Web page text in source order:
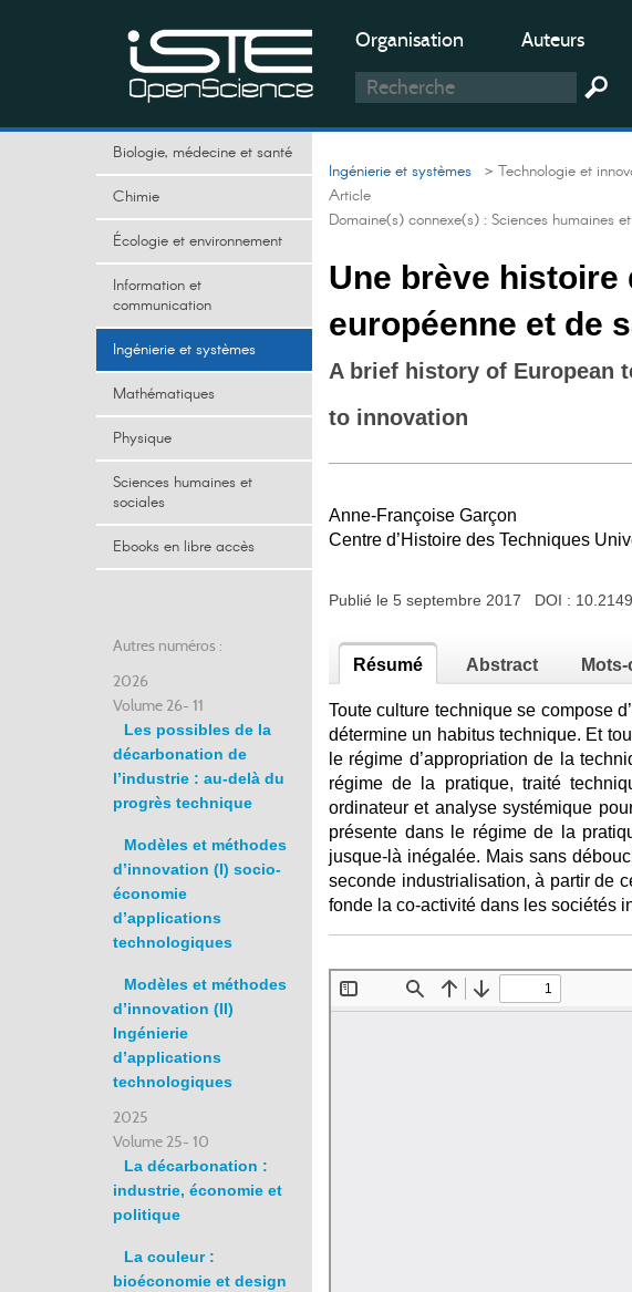
Organisation Auteurs
Biologie, médecine et santé
Chimie
Écologie et environnement
Information et
communication
Ingénierie et systèmes
Mathématiques
Physique
Sciences humaines et
sociales
Ebooks en libre accès
Autres numéros :
2026
Volume 26- 11
Les possibles de la
décarbonation de
l’industrie : au-delà du
progrès technique
Modèles et méthodes
d’innovation (I) socio-
économie
d’applications
technologiques
Modèles et méthodes
d’innovation (II)
Ingénierie
d’applications
technologiques
2025
Volume 25- 10
La décarbonation :
industrie, économie et
politique
La couleur :
bioéconomie et design
Ingénierie et systèmes > Technologie et
Article
Domaine(s) connexe(s) : Sciences humaines
Une brève histoire
européenne et de
A brief history of European
to innovation
Anne-Françoise Garçon
Centre d’Histoire des Techniques
Publié le 5 septembre 2017 DOI :
Résumé Abstract
Toute culture technique se compose
détermine un habitus technique. Et
le régime d’appropriation de la
régime de la pratique, traité
ordinateur et analyse systémique
présente dans le régime de la
jusque-là inégalée. Mais sans
seconde industrialisation, à partir de
fonde la co-activité dans les sociétés